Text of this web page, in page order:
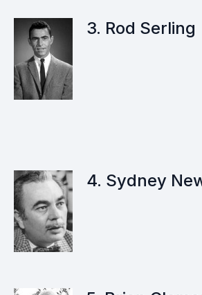
3. Rod Serling
4. Sydney